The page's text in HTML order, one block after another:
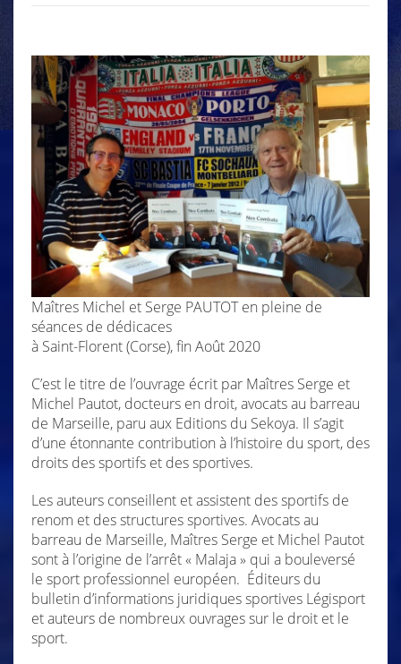
Maîtres Michel et Serge PAUTOT en pleine de
séances de dédicaces
à Saint-Florent (Corse), fin Août 2020
C’est le titre de l’ouvrage écrit par Maîtres Serge et
Michel Pautot, docteurs en droit, avocats au barreau
de Marseille, paru aux Editions du Sekoya. Il s’agit
d’une étonnante contribution à l’histoire du sport, des
droits des sportifs et des sportives.
Les auteurs conseillent et assistent des sportifs de
renom et des structures sportives. Avocats au
barreau de Marseille, Maîtres Serge et Michel Pautot
sont à l’origine de l’arrêt « Malaja » qui a bouleversé
le sport professionnel européen. Éditeurs du
bulletin d’informations juridiques sportives Légisport
et auteurs de nombreux ouvrages sur le droit et le
sport.